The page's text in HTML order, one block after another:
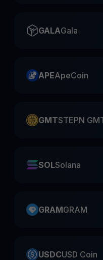
GALAGala
APEApeCoin
GMTSTEPN
SOLSolana
GRAMGRAM
USDCUSD Coin